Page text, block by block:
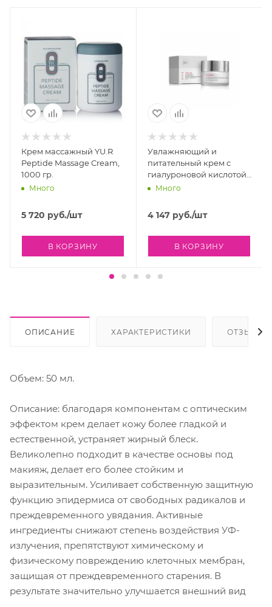
Крем массажный YU.R
Peptide Massage Cream,
1000 гр.
Много
5 720 руб./шт
В КОРЗИНУ
Увлажняющий и
питательный крем с
гиалуроновой кислотой
Holy Land Vitalise
Cream, 50 мл
Много
4 147 руб./шт
В КОРЗИНУ
ОПИСАНИЕ ХАРАКТЕРИСТИКИ ОТЗЫВЫ
Объем: 50 мл.
Описание: благодаря компонентам с оптическим
эффектом крем делает кожу более гладкой и
естественной, устраняет жирный блеск.
Великолепно подходит в качестве основы под
макияж, делает его более стойким и
выразительным. Усиливает собственную защитную
функцию эпидермиса от свободных радикалов и
преждевременного увядания. Активные
ингредиенты снижают степень воздействия УФ-
излучения, препятствуют химическому и
физическому повреждению клеточных мембран,
защищая от преждевременного старения. В
результате значительно улучшается внешний вид